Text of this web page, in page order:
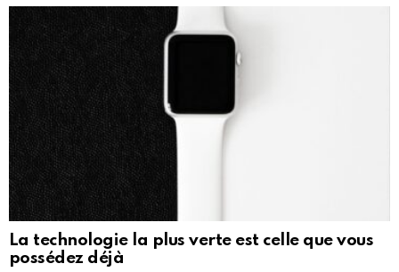
La technologie la plus verte est celle que vous
possédez déjà